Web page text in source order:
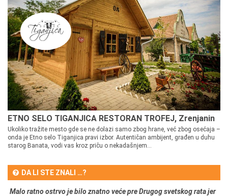
ETNO SELO TIGANJICA RESTORAN TROFEJ, Zrenjanin
Ukoliko tražite mesto gde se ne dolazi samo zbog hrane, već zbog osećaja –
onda je Etno selo Tiganjica pravi izbor. Autentičan ambijent, građen u duhu
starog Banata, vodi vas kroz priču o nekadašnjem...
DA LI STE ZNALI …?
Malo ratno ostrvo je bilo znatno veće pre Drugog svetskog rata jer